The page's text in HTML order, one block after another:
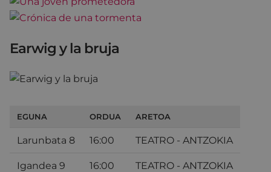
Earwig y la bruja
EGUNA ORDUA ARETOA
Larunbata 8 16:00 TEATRO - ANTZOKIA
Igandea 9 16:00 TEATRO - ANTZOKIA